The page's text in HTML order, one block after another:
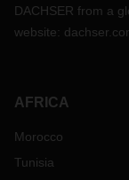
DACHSER from a
website:
AFRICA
Morocco
Tunisia